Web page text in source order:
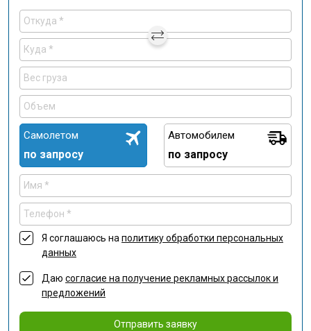
Самолетом
по запросу
Автомобилем
по запросу
Я соглашаюсь наполитику обработки персональных
данных
Даю согласие на получение рекламных рассылок и
предложений
Отправить заявку